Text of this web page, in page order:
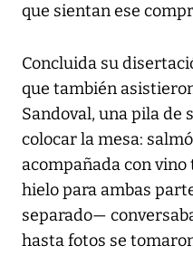
que sientan ese
Concluida su
que también
Sandoval, una pila de
colocar la mesa:
acompañada con vino
hielo para ambas
separado—
hasta fotos se